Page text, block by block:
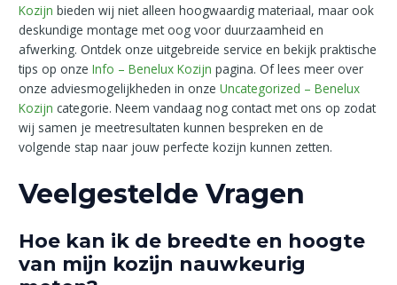
Kozijn bieden wij niet alleen hoogwaardig materiaal, maar ook
deskundige montage met oog voor duurzaamheid en
afwerking. Ontdek onze uitgebreide service en bekijk praktische
tips op onzeInfo – Benelux Kozijn pagina. Of lees meer over
onze adviesmogelijkheden in onzeUncategorized – Benelux
Kozijn categorie. Neem vandaag nog contact met ons op zodat
wij samen je meetresultaten kunnen bespreken en de
volgende stap naar jouw perfecte kozijn kunnen zetten.
Veelgestelde Vragen
Hoe kan ik de breedte en hoogte
van mijn kozijn nauwkeurig